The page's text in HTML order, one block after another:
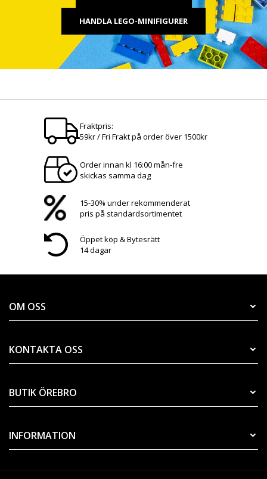
HANDLA LEGO-MINIFIGURER
Fraktpris:
59kr / Fri Frakt på order över 1500kr
Order innan kl 16:00 mån-fre
skickas samma dag
15-30% under rekommenderat
pris på standardsortimentet
Öppet köp & Bytesrätt
14 dagar
OM OSS
KONTAKTA OSS
BUTIK ÖREBRO
INFORMATION